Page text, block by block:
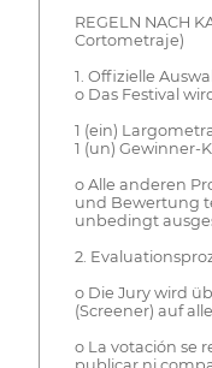
REGELN NACH
Cortometraje)
1. Offizielle
o Das Festival
1 (ein)
1 (un) Gewinner-
o Alle anderen
und Bewertung
unbedingt
2.
o Die Jury wird
(Screener) auf
o La votación se